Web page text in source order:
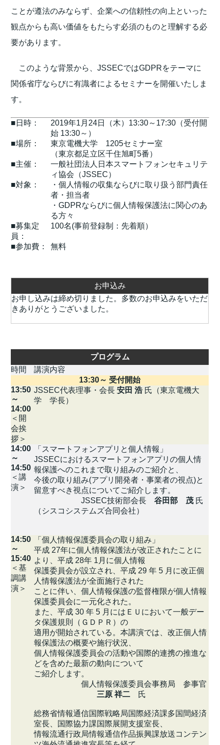
ことが遵法のみならず、企業への信頼性の向上といった
観点からも高い価値をもたらす必須のものと理解する必
要があります。
このような背景から、JSSECではGDPRをテーマに
関係省庁ならびに有識者によるセミナーを開催いたしま
す。
■日時：
2019年1月24日（木）13:30～17:30（受付開
始 13:30～）
■場所：
東京電機大学 1205セミナー室
（東京都足立区千住旭町5番）
■主催：
一般社団法人日本スマートフォンセキュリテ
ィ協会（JSSEC）
■対象：
・個人情報の収集ならびに取り扱う部門責任
者・担当者
・GDPRならびに個人情報保護法に関心のあ
る方々
■募集定
員：
100名(事前登録制：先着順）
■参加費： 無料
お申込み
お申し込みは締め切りました。多数のお申込みをいただ
きありがとうございました。
プログラム
時間
講演内容
13:30～ 受付開始
13:50
～
14:00
＜開
会挨
拶＞
JSSEC代表理事・会長安田 浩氏（東京電機大
学 学長）
14:00
～
14:50
＜講
演＞
「スマートフォンアプリと個人情報」
JSSECにおけるスマートフォンアプリの個人情
報保護へのこれまで取り組みのご紹介と、
今後の取り組み(アプリ開発者・事業者の視点)と
留意すべき視点についてご紹介します。
JSSEC技術部会長谷田部 茂 氏
（シスコシステムズ合同会社）
14:50
～
15:40
＜基
調講
演＞
「個人情報保護委員会の取り組み」
平成 27年に個人情報保護法が改正されたことに
より、平成 28年 1月に個人情報
保護委員会が設立され、平成 29 年 5 月に改正個
人情報保護法が全面施行された
ことに伴い、個人情報保護の監督権限が個人情報
保護委員会に一元化された。
また、平成 30 年 5 月にはＥＵにおいて一般デー
タ保護規則（ＧＤＰＲ）の
適用が開始されている。本講演では、改正個人情
報保護法の概要や施行状況、
個人情報保護委員会の活動や国際的連携の推進な
どを含めた最新の動向について
ご紹介します。
個人情報保護委員会事務局 参事官
三原 祥二 氏
総務省情報通信国際戦略局国際経済課多国間経済
室長、国際協力課国際展開支援室長、
情報流通行政局情報通信作品振興課放送コンテン